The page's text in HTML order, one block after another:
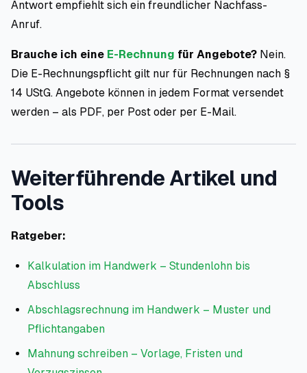
Antwort empfiehlt sich ein freundlicher Nachfass-
Anruf.
Brauche ich eine E-Rechnung für Angebote? Nein.
Die E-Rechnungspflicht gilt nur für Rechnungen nach §
14 UStG. Angebote können in jedem Format versendet
werden – als PDF, per Post oder per E-Mail.
Weiterführende Artikel und
Tools
Ratgeber:
Kalkulation im Handwerk – Stundenlohn bis
Abschluss
Abschlagsrechnung im Handwerk – Muster und
Pflichtangaben
Mahnung schreiben – Vorlage, Fristen und